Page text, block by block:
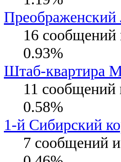
Преображенский
16 сообщений
0.93%
Штаб-квартира
11 сообщений
0.58%
1-й Сибирский
7 сообщений